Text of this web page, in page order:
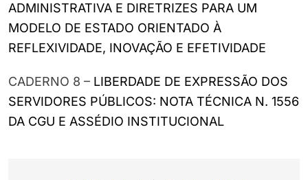
ADMINISTRATIVA E DIRETRIZES PARA UM
MODELO DE ESTADO ORIENTADO À
REFLEXIVIDADE, INOVAÇÃO E EFETIVIDADE
CADERNO 8 – LIBERDADE DE EXPRESSÃO DOS
SERVIDORES PÚBLICOS: NOTA TÉCNICA N. 1556
DA CGU E ASSÉDIO INSTITUCIONAL